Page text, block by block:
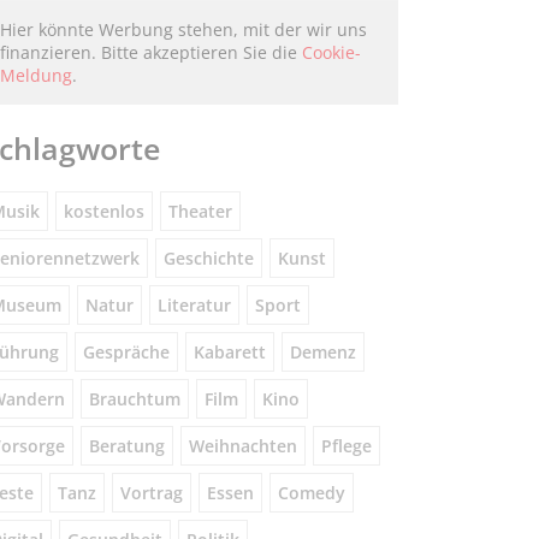
Hier könnte Werbung stehen, mit der wir uns
finanzieren. Bitte akzeptieren Sie die Cookie-
Meldung.
kostenlos Theater
Geschichte Kunst
Natur Literatur Sport
Gespräche Kabarett Demenz
Brauchtum Film Kino
Beratung Weihnachten Pflege
Tanz Vortrag Essen Comedy